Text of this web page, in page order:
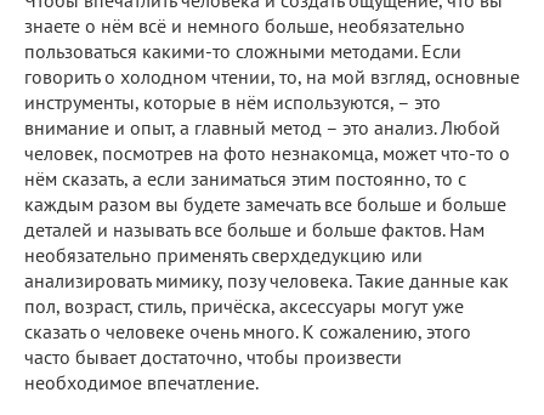
знаете о нём всё и немного больше, необязательно
пользоваться какими-то сложными методами. Если
говорить о холодном чтении, то, на мой взгляд, основные
инструменты, которые в нём используются, – это
внимание и опыт, а главный метод – это анализ. Любой
человек, посмотрев на фото незнакомца, может что-то о
нём сказать, а если заниматься этим постоянно, то с
каждым разом вы будете замечать все больше и больше
деталей и называть все больше и больше фактов. Нам
необязательно применять сверхдедукцию или
анализировать мимику, позу человека. Такие данные как
пол, возраст, стиль, причёска, аксессуары могут уже
сказать о человеке очень много. К сожалению, этого
часто бывает достаточно, чтобы произвести
необходимое впечатление.